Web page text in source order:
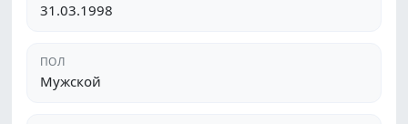
31.03.1998
ПОЛ
Мужской